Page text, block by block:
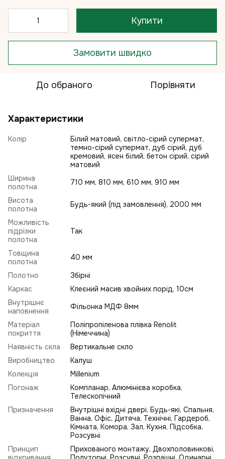
Купити
Замовити швидко
До обраного Порівняти
Характеристики
Колір
Білий матовий, світло-сірий супермат,
темно-сірий супермат, дуб сірий, дуб
кремовий, ясен білий, бетон сірий, сірий
матовий
Ширина
полотна
710 мм, 810 мм, 610 мм, 910 мм
Висота
полотна
Будь-який (під замовлення), 2000 мм
Можливість
підрізки
полотна
Так
Товщина
полотна
40 мм
Полотно
Збірні
Каркас
Клеєний масив хвойних порід, 10см
Внутрішнє
наповнення
Фільонка МДФ 8мм
Матеріал
покриття
Поліпропіленова плівка Renolit
(Німеччина)
Наявність скла
Вертикальне скло
Виробництво
Калуш
Колекція
Millenium
Погонаж
Компланар, Алюмінієва коробка,
Телескопічний
Призначення
Внутрішні вхідні двері, Будь-які, Спальня,
Ванна, Офіс, Дитяча, Технічні, Гардероб,
Кімната, Комора, Зал, Кухня, Підсобка,
Розсувні
Принцип
Прихованого монтажу, Двохполовинкові,